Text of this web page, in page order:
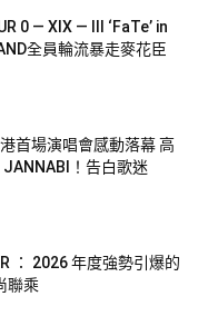
0 — XIX — III ‘FaTe’ in
全員輪流暴走麥花臣
首場演唱會感動落幕 高
！告白歌迷
： 2026 年度強勢引爆的
聯乘